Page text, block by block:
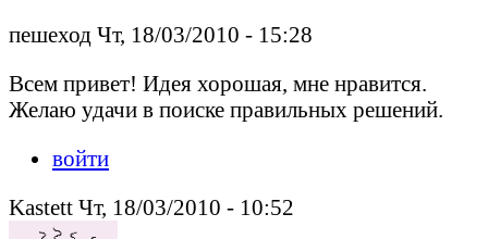
пешеход Чт, 18/03/2010 - 15:28
Всем привет! Идея хорошая, мне нравится.
Желаю удачи в поиске правильных решений.
войти
Kastett Чт, 18/03/2010 - 10:52